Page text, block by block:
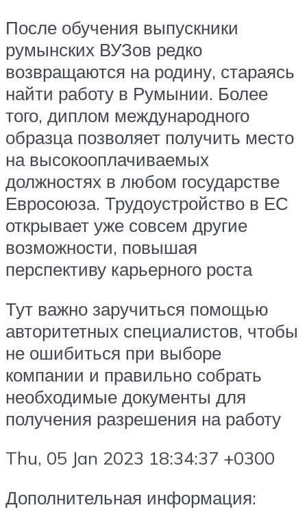
После обучения выпускники
румынских ВУЗов редко
возвращаются на родину, стараясь
найти работу в Румынии. Более
того, диплом международного
образца позволяет получить место
на высокооплачиваемых
должностях в любом государстве
Евросоюза. Трудоустройство в ЕС
открывает уже совсем другие
возможности, повышая
перспективу карьерного роста
Тут важно заручиться помощью
авторитетных специалистов, чтобы
не ошибиться при выборе
компании и правильно собрать
необходимые документы для
получения разрешения на работу
Thu, 05 Jan 2023 18:34:37 +0300
Дополнительная информация: